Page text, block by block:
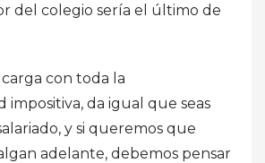
del colegio sería el último de
con toda la
impositiva, da igual que seas
y si queremos que
adelante, debemos pensar